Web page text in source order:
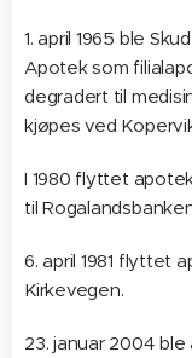
1. april 1965 ble
Apotek som
degradert til
kjøpes ved
I 1980 flyttet
til
6. april 1981 flyttet
Kirkevegen.
23. januar 2004